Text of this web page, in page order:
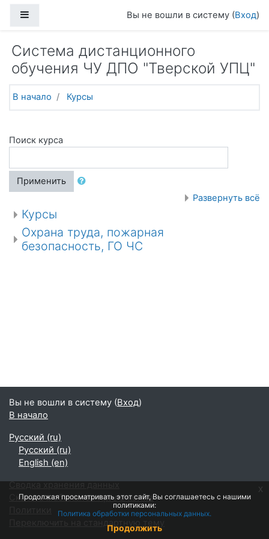
Вы не вошли в систему (Вход)
Система дистанционного
обучения ЧУ ДПО "Тверской УПЦ"
В начало Курсы
Поиск курса
Применить
Развернуть всё
Курсы
Охрана труда, пожарная
безопасность, ГО ЧС
Вы не вошли в систему (Вход)
В начало
Русский ‎(ru)‎
Русский ‎(ru)‎
English ‎(en)‎
Сводка хранения данных
Скачать мобильное приложение
Переключить на стандартную тему
Продолжая просматривать этот сайт, Вы соглашаетесь с нашими
политиками:
Политика обработки персональных данных.
Продолжить
x